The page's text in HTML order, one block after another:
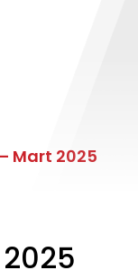
Mart 2025